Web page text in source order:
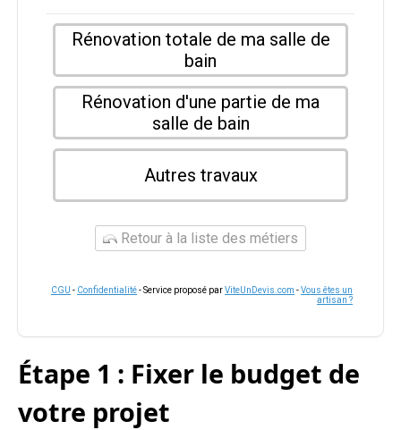
Rénovation totale de ma salle de
bain
Rénovation d'une partie de ma
salle de bain
Autres travaux
Retour à la liste des métiers
CGU - Confidentialité- Service proposé parViteUnDevis.com -Vous êtes un
artisan ?
Étape 1 : Fixer le budget de
votre projet